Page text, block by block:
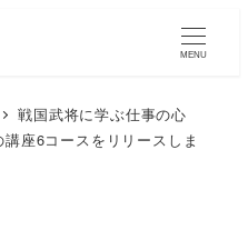
MENU
戦国武将に学ぶ仕事の心
座6コースをリリースしま